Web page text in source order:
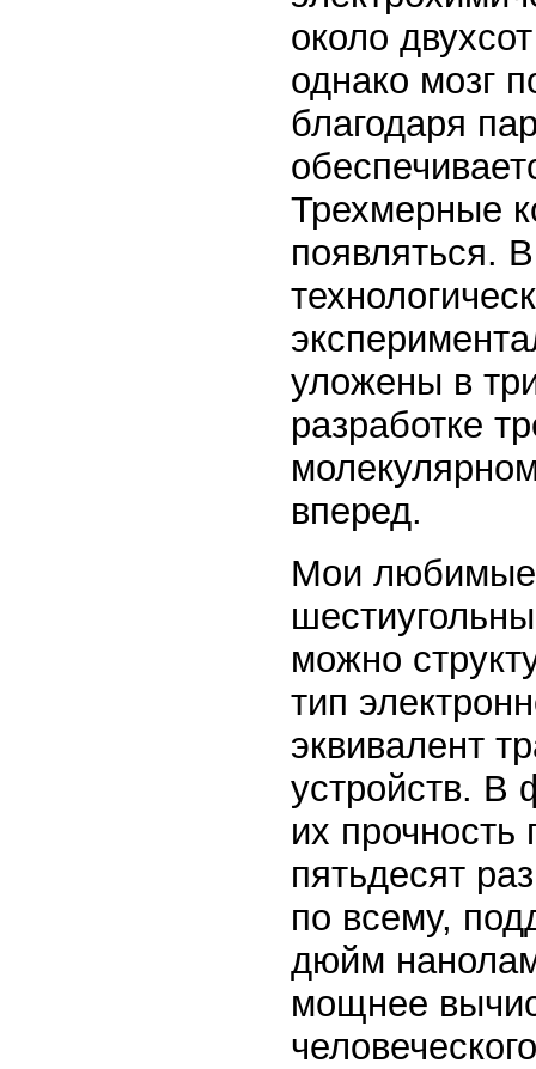
около
однако мозг
благодаря
Трехмерные
появляться.
уложены в
разработке
вперед.
Мои любимые
можно
тип
эквивалент
устройств. В
их
пятьдесят
по всему,
дюйм
мощнее